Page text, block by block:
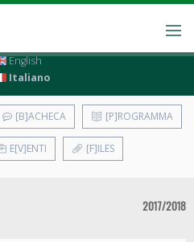
English
Italiano
[B]ACHECA [P]ROGRAMMA
E[V]ENTI [F]ILES
2017/2018